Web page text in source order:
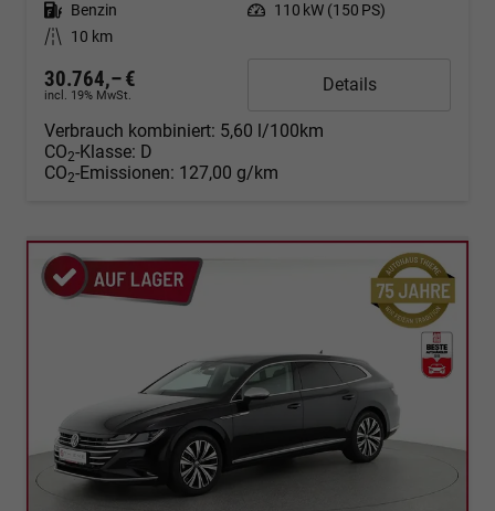
Kraftstoff Benzin Leistung 110 kW (150 PS)
Kilometerstand
10 km
30.764,– €
incl. 19% MwSt.
Details
Verbrauch kombiniert: 5,60 l/100km
CO2-Klasse: D
CO2-Emissionen: 127,00 g/km